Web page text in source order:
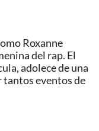
Roxanne
del rap. El
adolece de una
eventos de